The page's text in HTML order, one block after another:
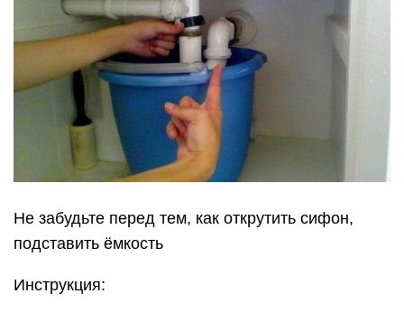
Не забудьте перед тем, как открутить сифон,
подставить ёмкость
Инструкция: